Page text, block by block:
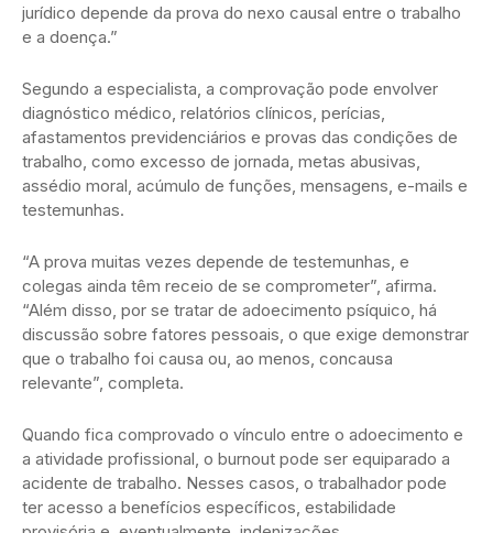
jurídico depende da prova do nexo causal entre o trabalho
e a doença.”
Segundo a especialista, a comprovação pode envolver
diagnóstico médico, relatórios clínicos, perícias,
afastamentos previdenciários e provas das condições de
trabalho, como excesso de jornada, metas abusivas,
assédio moral, acúmulo de funções, mensagens, e-mails e
testemunhas.
“A prova muitas vezes depende de testemunhas, e
colegas ainda têm receio de se comprometer”, afirma.
“Além disso, por se tratar de adoecimento psíquico, há
discussão sobre fatores pessoais, o que exige demonstrar
que o trabalho foi causa ou, ao menos, concausa
relevante”, completa.
Quando fica comprovado o vínculo entre o adoecimento e
a atividade profissional, o burnout pode ser equiparado a
acidente de trabalho. Nesses casos, o trabalhador pode
ter acesso a benefícios específicos, estabilidade